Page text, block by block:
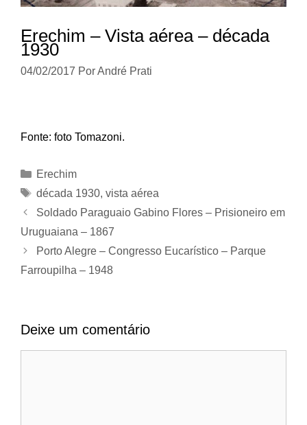
Erechim – Vista aérea – década
1930
04/02/2017 PorAndré Prati
Fonte: foto Tomazoni.
Categorias
Erechim
Tags
década 1930, vista aérea
Soldado Paraguaio Gabino Flores – Prisioneiro em
Uruguaiana – 1867
Porto Alegre – Congresso Eucarístico – Parque
Farroupilha – 1948
Deixe um comentário